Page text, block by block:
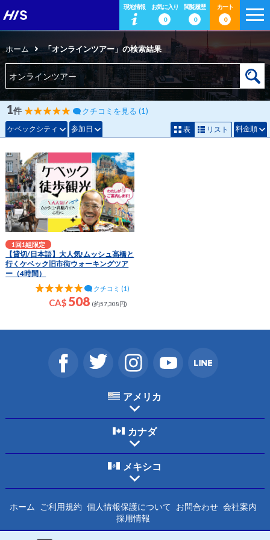
現地情報
お気に入り
0
閲覧履歴
0
カート
0
ホーム 「オンラインツアー」の検索結果
ケベックシティ 参加日
1件 クチコミを見る (1)
表 リスト 料金順
1回1組限定
【貸切/日本語】大人気!ムッシュ高橋と
行くケベック旧市街ウォーキングツア
ー（4時間）
クチコミ (1)
CA$ 508 (約57,308円)
アメリカ
カナダ
メキシコ
ホーム ご利用規約 個人情報保護について お問合わせ 会社案内
採用情報